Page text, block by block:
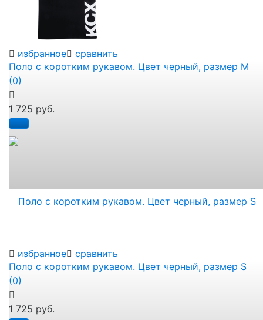
избранное сравнить
избранное сравнить
Поло с коротким рукавом. Цвет черный, размер M
(0)
1 725 руб.
Поло с коротким рукавом. Цвет черный, размер S
(0)
1 725 руб.